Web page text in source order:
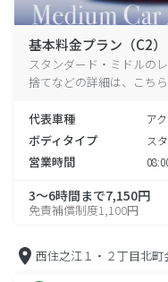
基本料金プラン（C2）
スタンダード・ミドルの
捨てなどの詳細は、こち
代表車種 ア
ボディタイプ ス
営業時間
3～6時間まで7,150円
免責補償制度1,100円
西住之江１・２丁目北町